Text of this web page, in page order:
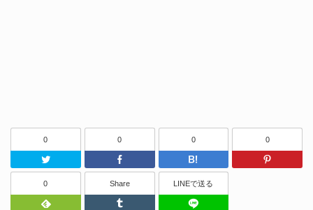
0
Twitter
0
Facebook
0
はてなブッ
0
0
Feedly
Share
Tumblr
LINEで送る